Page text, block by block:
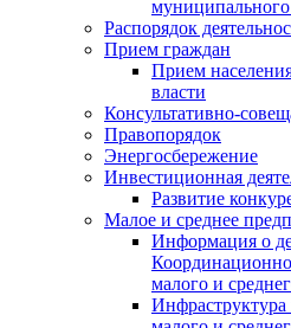
муниципального
Распорядок
Прием граждан
Прием
власти
Консультативно-
Правопорядок
Энергосбережение
Инвестиционная
Развитие
Малое и среднее
Информация о
малого и